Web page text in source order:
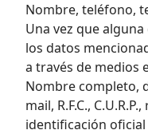
Nombre, teléfono,
Una vez que
los datos
a través de medios
Nombre completo,
mail, R.F.C.,
identificación oficial